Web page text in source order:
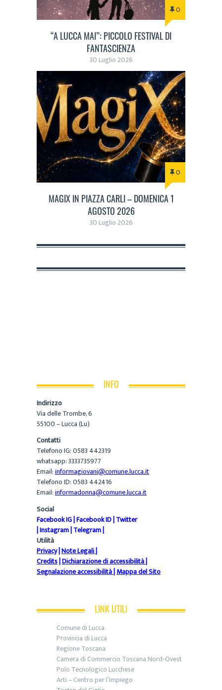
0
“A LUCCA MAI”: PICCOLO FESTIVAL DI
FANTASCIENZA
30 Luglio 2026
0
MAGIX IN PIAZZA CARLI – DOMENICA 1
AGOSTO 2026
30 Luglio 2026
INFO
Indirizzo
Via delle Trombe, 6
55100 – Lucca (Lu)
Contatti
Telefono IG: 0583 442319
whatsapp: 3333735977
Email:informagiovani@comune.lucca.it
Telefono ID: 0583 442416
Email:informadonna@comune.lucca.it
Social
Facebook IG|Facebook ID|Twitter
|Instagram|Telegram|
Utilità
Privacy|Note Legali|
Credits|Dichiarazione di accessibilità|
Segnalazione accessibilità|Mappa del Sito
LINK UTILI
Comune di Lucca
Provincia di Lucca
Regione Toscana
Camera di Commercio Toscana Nord-Ovest
Polo Tecnologico Lucchese
Arti – Centro per l’Impiego